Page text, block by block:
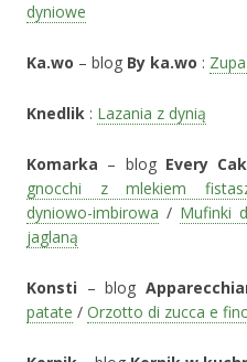
dyniowe
Ka.wo – blog By ka.wo :
Knedlik : Lazania z dynią
Komarka – blog Every
gnocchi z mlekiem
dyniowo-imbirowa / Mufinki
jaglaną
Konsti – blog
patate / Orzotto di zucca e